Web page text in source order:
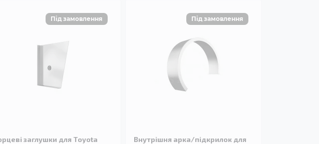
заглушки для Toyota
Внутрішня арка/підкрилок для